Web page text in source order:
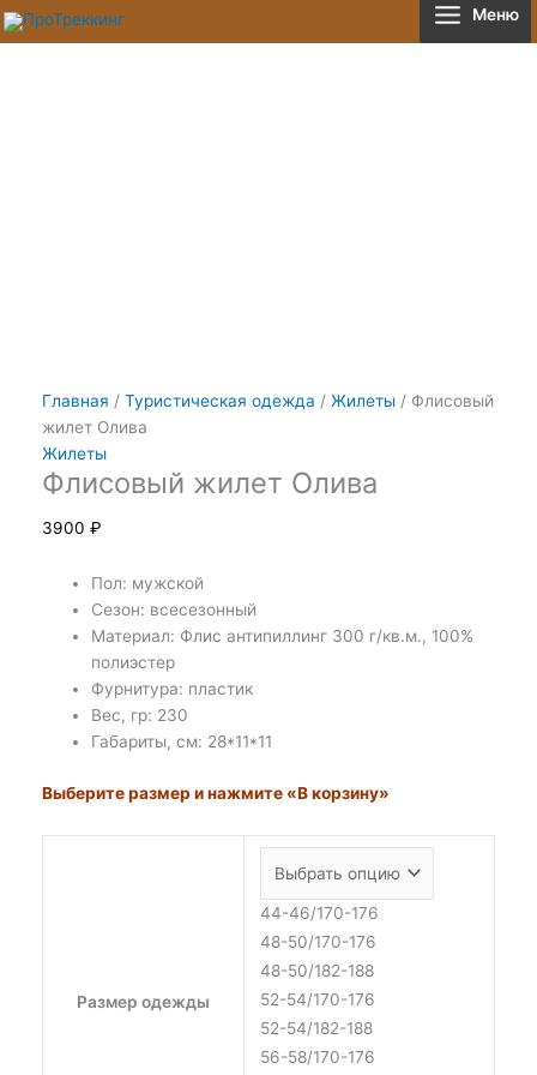
Перейти
Меню
Главная / Туристическая одежда / Жилеты/ Флисовый
жилет Олива
Жилеты
Флисовый жилет Олива
3900 ₽
Пол: мужской
Сезон: всесезонный
Материал: Флис антипиллинг 300 г/кв.м., 100%
полиэстер
Фурнитура: пластик
Вес, гр: 230
Габариты, см: 28*11*11
Выберите размер и нажмите «В корзину»
Размер одежды
44-46/170-176
48-50/170-176
48-50/182-188
52-54/170-176
52-54/182-188
56-58/170-176
Количество